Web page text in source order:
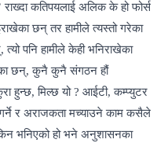
कतिपयलाई अलिक के हो फोर्स
छन् तर हामीले त्यस्तो गरेका
पनि हामीले केही भनिराखेका
छन्, कुनै कुनै संगठन हौं
हुन्छ, मिल्छ यो ? आईटी, कम्प्युटर
र अराजकता मच्याउने काम कसैले
भनिएको हो भने अनुशासनका